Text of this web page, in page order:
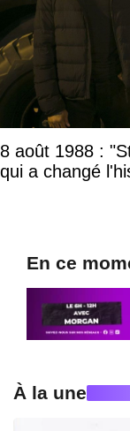
8 août 1988 :
qui a changé
En ce
À la une